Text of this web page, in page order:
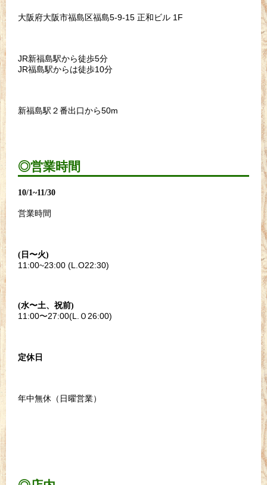
大阪府大阪市福島区福島5-9-15 正和ビル 1F
JR新福島駅から徒歩5分
JR福島駅からは徒歩10分
新福島駅２番出口から50m
◎営業時間
10/1~11/30
営業時間
(日〜火)
11:00~23:00 (L.O22:30)
(水〜土、祝前)
11:00〜27:00(L.Ｏ26:00)
定休日
年中無休（日曜営業）